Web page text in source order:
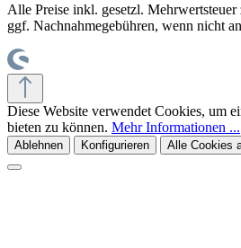
Alle Preise inkl. gesetzl. Mehrwertsteuer
ggf. Nachnahmegebühren, wenn nicht
Diese Website verwendet Cookies, um
bieten zu können. Mehr Informationen ...
Ablehnen Konfigurieren Alle Cookies